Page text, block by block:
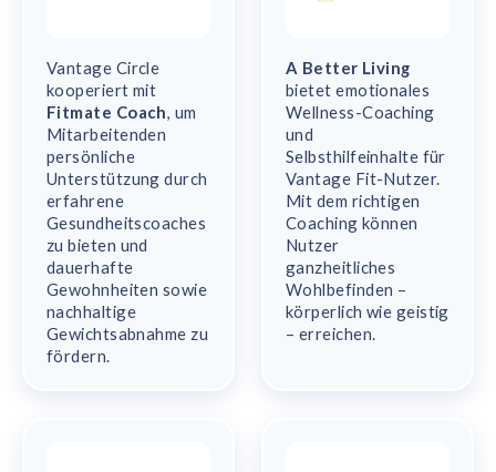
Vantage Circle
kooperiert mit
Fitmate Coach, um
Mitarbeitenden
persönliche
Unterstützung durch
erfahrene
Gesundheitscoaches
zu bieten und
dauerhafte
Gewohnheiten sowie
nachhaltige
Gewichtsabnahme zu
fördern.
A Better Living
bietet emotionales
Wellness-Coaching
und
Selbsthilfeinhalte für
Vantage Fit-Nutzer.
Mit dem richtigen
Coaching können
Nutzer
ganzheitliches
Wohlbefinden –
körperlich wie geistig
– erreichen.